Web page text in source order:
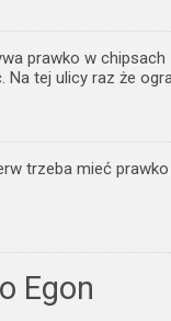
prawko w
Na tej ulicy raz że
trzeba mieć prawko
Egon